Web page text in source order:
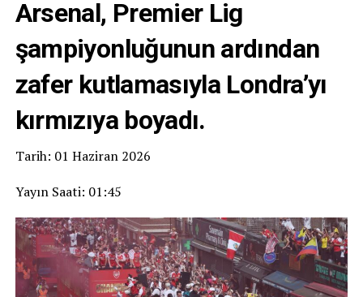
Arsenal, Premier Lig
şampiyonluğunun ardından
zafer kutlamasıyla Londra’yı
kırmızıya boyadı.
Tarih: 01 Haziran 2026
Yayın Saati: 01:45